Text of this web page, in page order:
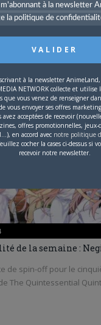
trente ans de carrière,
fin de Bakemonogatari
de la semaine :
de spin-off pour le
The Quintessential
m'abonnant à la newsletter
la politique de
à la newsletter AnimeLand,
NETWORK collecte et utilise
que vous venez de renseigner
vous envoyer ses offres
avez acceptées de recevoir
offres promotionnelles, jeux-
en accord avec notre politique
cocher la cases ci-dessus si
recevoir notre newsletter.